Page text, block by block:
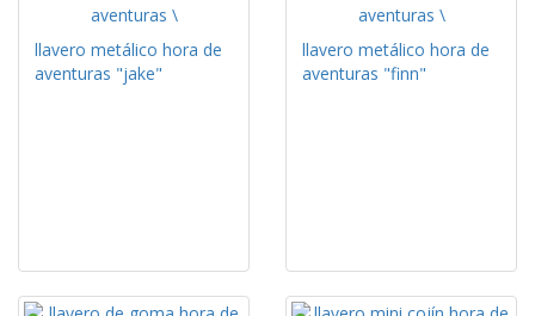
llavero metálico hora de
aventuras "jake"
llavero metálico hora de
aventuras "finn"